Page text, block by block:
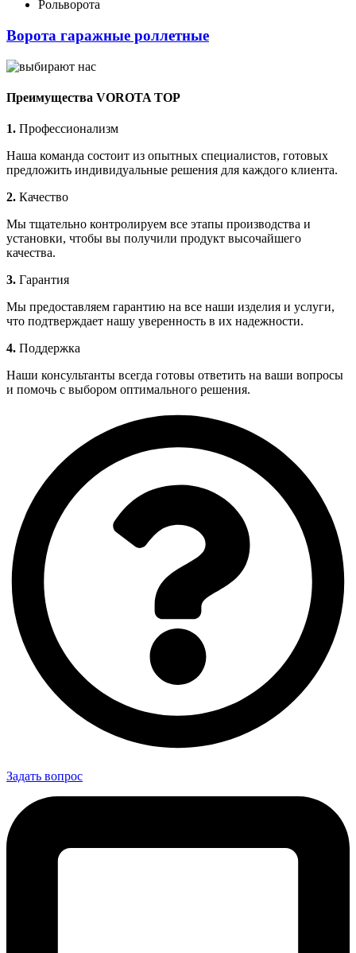
Рольворота
Ворота гаражные роллетные
Преимущества VOROTA TOP
1. Профессионализм
Наша команда состоит из опытных специалистов, готовых
предложить индивидуальные решения для каждого клиента.
2. Качество
Мы тщательно контролируем все этапы производства и
установки, чтобы вы получили продукт высочайшего
качества.
3. Гарантия
Мы предоставляем гарантию на все наши изделия и услуги,
что подтверждает нашу уверенность в их надежности.
4. Поддержка
Наши консультанты всегда готовы ответить на ваши вопросы
и помочь с выбором оптимального решения.
Задать вопрос